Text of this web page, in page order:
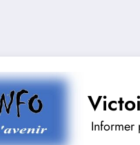
Informer